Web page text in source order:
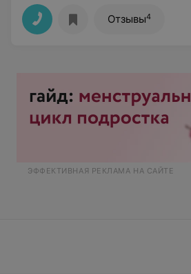
Отзывы4
ЭФФЕКТИВНАЯ РЕКЛАМА НА САЙТЕ